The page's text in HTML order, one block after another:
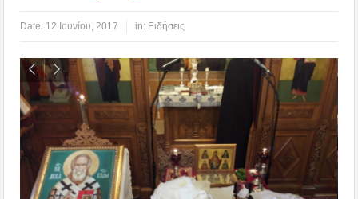
Date: 12 Ιουνίου, 2017 in: Ειδήσεις